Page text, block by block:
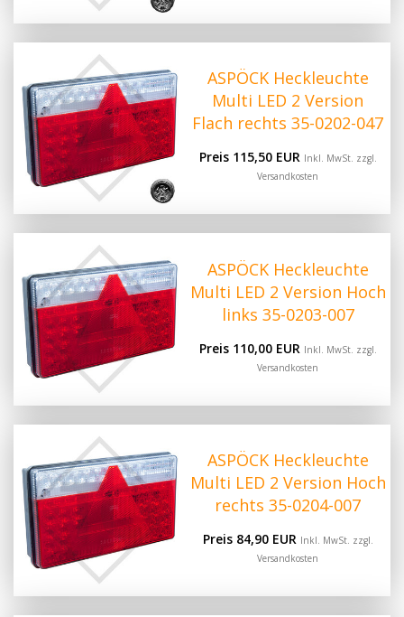
ASPÖCK Heckleuchte
Multi LED 2 Version
Flach rechts 35-0202-047
Preis 115,50 EUR Inkl. MwSt. zzgl.
Versandkosten
ASPÖCK Heckleuchte
Multi LED 2 Version Hoch
links 35-0203-007
Preis 110,00 EUR Inkl. MwSt. zzgl.
Versandkosten
ASPÖCK Heckleuchte
Multi LED 2 Version Hoch
rechts 35-0204-007
Preis 84,90 EUR Inkl. MwSt. zzgl.
Versandkosten